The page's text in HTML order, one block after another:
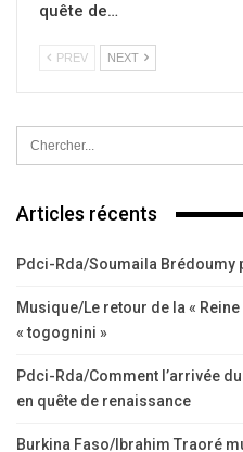
quête de…
PREV NEXT
Articles récents
Pdci-Rda/Soumaila Brédoumy
Musique/Le retour de la «
« togognini »
Pdci-Rda/Comment l’arrivée
en quête de renaissance
Burkina Faso/Ibrahim Traoré